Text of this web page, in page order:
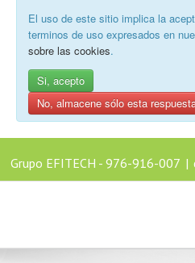
El uso de este sitio implica la
terminos de uso expresados en
sobre las cookies.
Si, acepto
No, almacene sólo esta
Grupo EFITECH - 976-916-007 |